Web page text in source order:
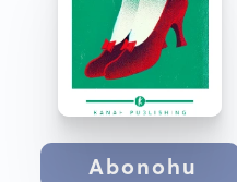
Abonohu